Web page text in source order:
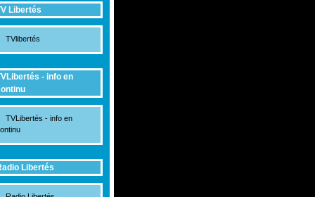
Libertés
TVlibertés
- info en
TVLibertés - info en
Libertés